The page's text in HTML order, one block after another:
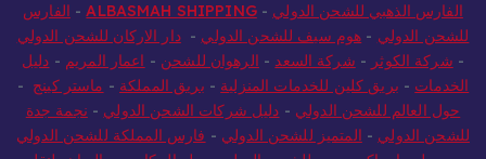
الفارس الذهبي للشحن الدولي -
ALBASMAH SHIPPING
- الفارس
للشحن الدولي - هوم سيف للشحن الدولي -دار الاركان للشحن الدولي
- شركة الكوثر - شركة السعد - الرهوان للشحن - اعمار المريم - دليل
الخدمات - بريق كلين للخدمات المنزلية - بريق المملكة - ماستر كينج -
حول العالم للشحن الدولي - دليل شركات الشحن الدولي - نجمة جدة
للشحن الدولي - المتميز للشحن الدولي - فارس المملكة للشحن الدولي